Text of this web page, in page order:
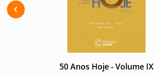
50 Anos Hoje - Volume IX
Previous